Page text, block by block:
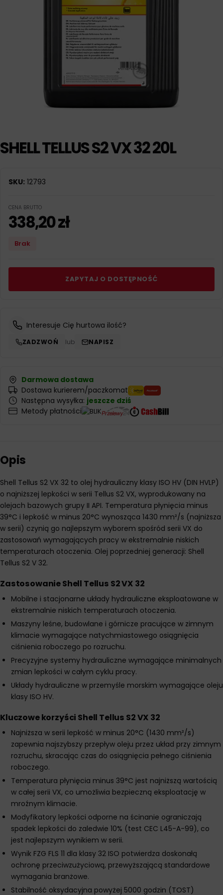
SHELL TELLUS S2 VX 32 20L
SKU: 12793
CENA BRUTTO
338,20zł
Brak
ZAPYTAJ O DOSTĘPNOŚĆ
Interesuje Cię hurtowa ilość?
ZADZWOŃ lub NAPISZ
Darmowa dostawa
Dostawa kurierem/paczkomat
Następna wysyłka: jeszcze dziś
Metody płatności
Opis
Shell Tellus S2 VX 32 to olej hydrauliczny klasy ISO HV (DIN HVLP)
o najniższej lepkości w serii Tellus S2 VX, wyprodukowany na
olejach bazowych grupy II API. Temperatura płynięcia minus
39°C i lepkość w minus 20°C wynosząca 1430 mm²/s (najniższa
w serii) czynią go najlepszym wyborem spośród serii VX do
zastosowań wymagających pracy w ekstremalnie niskich
temperaturach otoczenia. Olej poprzedniej generacji: Shell
Tellus S2 V 32.
Zastosowanie Shell Tellus S2 VX 32
Mobilne i stacjonarne układy hydrauliczne eksploatowane w
ekstremalnie niskich temperaturach otoczenia.
Maszyny leśne, budowlane i górnicze pracujące w zimnym
klimacie wymagające natychmiastowego osiągnięcia
ciśnienia roboczego po rozruchu.
Precyzyjne systemy hydrauliczne wymagające minimalnych
zmian lepkości w całym cyklu pracy.
Układy hydrauliczne w przemyśle morskim wymagające oleju
klasy ISO HV.
Kluczowe korzyści Shell Tellus S2 VX 32
Najniższa w serii lepkość w minus 20°C (1430 mm²/s)
zapewnia najszybszy przepływ oleju przez układ przy zimnym
rozruchu, skracając czas do osiągnięcia pełnego ciśnienia
roboczego.
Temperatura płynięcia minus 39°C jest najniższą wartością
w całej serii VX, co umożliwia bezpieczną eksploatację w
mroźnym klimacie.
Modyfikatory lepkości odporne na ścinanie ograniczają
spadek lepkości do zaledwie 10% (test CEC L45-A-99), co
jest najlepszym wynikiem w serii.
Wynik FZG FLS 11 dla klasy 32 ISO potwierdza doskonałą
ochronę przeciwzużyciową, przewyższającą standardowe
wymagania branżowe.
Stabilność oksydacyjna powyżej 5000 godzin (TOST)